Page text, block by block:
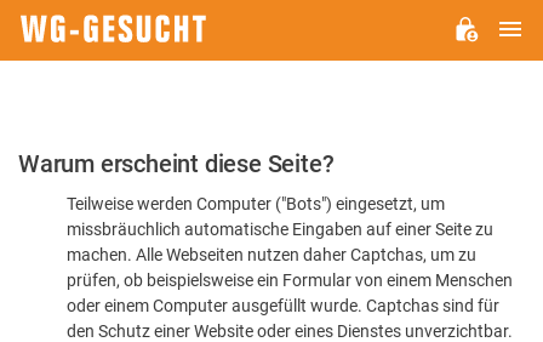
Bitte
dass
Warum erscheint diese Seite?
Teilweise werden Computer ("Bots") eingesetzt, um
missbräuchlich automatische Eingaben auf einer Seite zu
machen. Alle Webseiten nutzen daher Captchas, um zu
prüfen, ob beispielsweise ein Formular von einem Menschen
oder einem Computer ausgefüllt wurde. Captchas sind für
den Schutz einer Website oder eines Dienstes unverzichtbar.